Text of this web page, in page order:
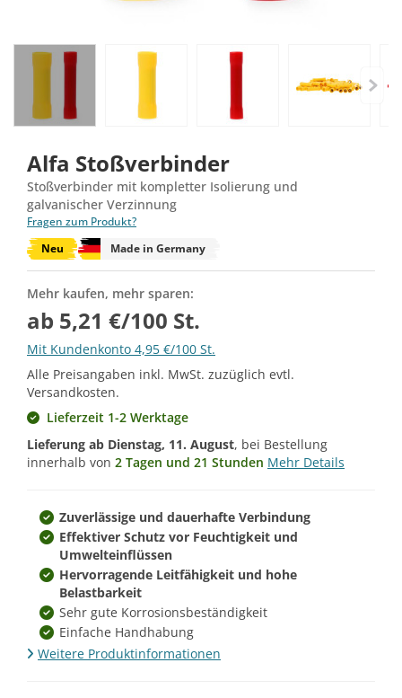
Alfa Stoßverbinder
Stoßverbinder mit kompletter Isolierung und
galvanischer Verzinnung
Fragen zum Produkt?
Neu
Made in Germany
Mehr kaufen, mehr sparen:
ab 5,21 €/100 St.
Mit Kundenkonto 4,95 €/100 St.
Alle Preisangaben inkl. MwSt. zuzüglich evtl.
Versandkosten.
Lieferzeit 1-2 Werktage
Lieferung ab Dienstag, 11. August, bei Bestellung
innerhalb von 2 Tagen und 21 Stunden Mehr Details
Zuverlässige und dauerhafte Verbindung
Effektiver Schutz vor Feuchtigkeit und
Umwelteinflüssen
Hervorragende Leitfähigkeit und hohe
Belastbarkeit
Sehr gute Korrosionsbeständigkeit
Einfache Handhabung
Weitere Produktinformationen